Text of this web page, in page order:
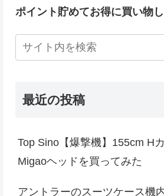
ポイント貯めてお得に買い物し
最近の投稿
Top Sino【爆撃機】155cm H
Migaoヘッドを買ってみた
アントラーのスーツケース機